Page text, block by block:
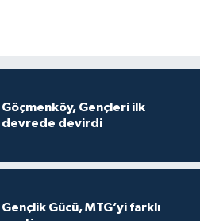
Göçmenköy, Gençleri ilk
devrede devirdi
Gençlik Gücü, MTG’yi farklı